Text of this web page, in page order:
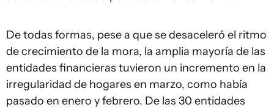
De todas formas, pese a que se desaceleró el ritmo
de crecimiento de la mora, la amplia mayoría de las
entidades financieras tuvieron un incremento en la
irregularidad de hogares en marzo, como había
pasado en enero y febrero. De las 30 entidades